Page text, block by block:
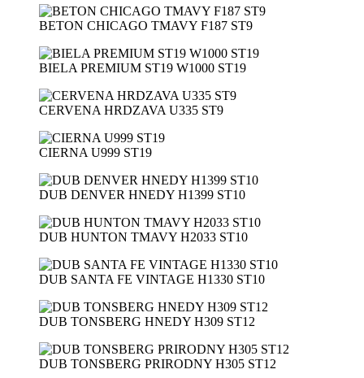
BETON CHICAGO TMAVY F187 ST9
BIELA PREMIUM ST19 W1000 ST19
CERVENA HRDZAVA U335 ST9
CIERNA U999 ST19
DUB DENVER HNEDY H1399 ST10
DUB HUNTON TMAVY H2033 ST10
DUB SANTA FE VINTAGE H1330 ST10
DUB TONSBERG HNEDY H309 ST12
DUB TONSBERG PRIRODNY H305 ST12